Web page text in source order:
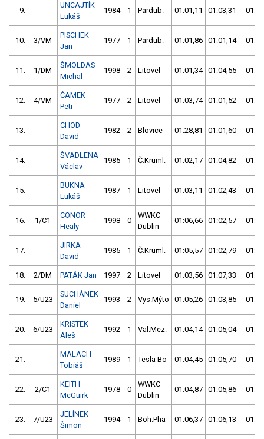
9.
UNCAJTÍK
Lukáš
1984 1 Pardub. 01:01,11 01:03,31
10. 3/VM
PISCHEK
Jan
1977 1 Pardub. 01:01,86 01:01,14
11. 1/DM
ŠMOLDAS
Michal
1998 2 Litovel 01:01,34 01:04,55
12. 4/VM
ČAMEK
Petr
1977 2 Litovel 01:03,74 01:01,52
13.
CHOD
David
1982 2 Blovice 01:28,81 01:01,60
14.
ŠVADLENA
Václav
1985 1 Č.Kruml. 01:02,17 01:04,82
15.
BUKNA
Lukáš
1987 1 Litovel 01:03,11 01:02,43
16. 1/C1
CONOR
Healy
1998 0
WWKC
Dublin
01:06,66 01:02,57
17.
JIRKA
David
1985 1 Č.Kruml. 01:05,57 01:02,79
18. 2/DM PATÁK Jan 1997 2 Litovel 01:03,56 01:07,33
19. 5/U23
SUCHÁNEK
Daniel
1993 2 Vys.Mýto 01:05,26 01:03,85
20. 6/U23
KRISTEK
Aleš
1992 1 Val.Mez. 01:04,14 01:05,04
21.
MALACH
Tobiáš
1989 1 Tesla Bo 01:04,45 01:05,70
22. 2/C1
KEITH
McGuirk
1978 0
WWKC
Dublin
01:04,87 01:05,86
23. 7/U23
JELÍNEK
Šimon
1994 1 Boh.Pha 01:06,37 01:06,13